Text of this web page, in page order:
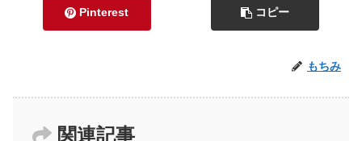
Pinterest コピー
もちみ
関連記事